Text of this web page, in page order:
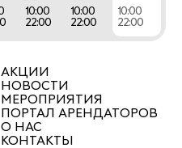
10:00
22:00
10:00
22:00
10:00
22:00
АКЦИИ
НОВОСТИ
МЕРОПРИЯТИЯ
ПОРТАЛ АРЕНДАТОРОВ
О НАС
КОНТАКТЫ